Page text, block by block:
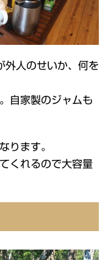
人のせいか、何を
自家製のジャムも
ります。
くれるので大容量